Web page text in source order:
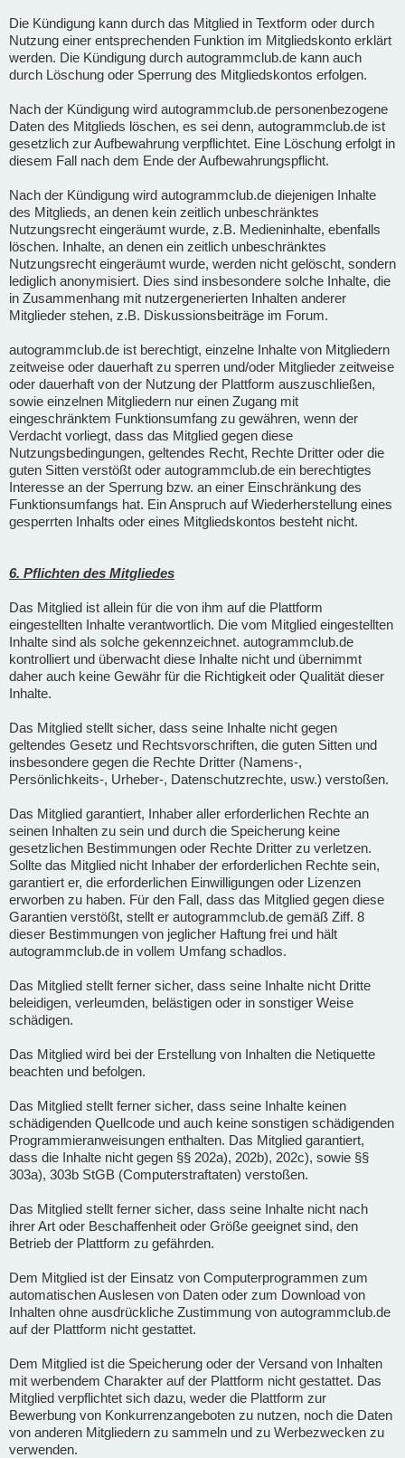
Die Kündigung kann durch das Mitglied in Textform oder durch
Nutzung einer entsprechenden Funktion im Mitgliedskonto erklärt
werden. Die Kündigung durch autogrammclub.de kann auch
durch Löschung oder Sperrung des Mitgliedskontos erfolgen.
Nach der Kündigung wird autogrammclub.de personenbezogene
Daten des Mitglieds löschen, es sei denn, autogrammclub.de ist
gesetzlich zur Aufbewahrung verpflichtet. Eine Löschung erfolgt in
diesem Fall nach dem Ende der Aufbewahrungspflicht.
Nach der Kündigung wird autogrammclub.de diejenigen Inhalte
des Mitglieds, an denen kein zeitlich unbeschränktes
Nutzungsrecht eingeräumt wurde, z.B. Medieninhalte, ebenfalls
löschen. Inhalte, an denen ein zeitlich unbeschränktes
Nutzungsrecht eingeräumt wurde, werden nicht gelöscht, sondern
lediglich anonymisiert. Dies sind insbesondere solche Inhalte, die
in Zusammenhang mit nutzergenerierten Inhalten anderer
Mitglieder stehen, z.B. Diskussionsbeiträge im Forum.
autogrammclub.de ist berechtigt, einzelne Inhalte von Mitgliedern
zeitweise oder dauerhaft zu sperren und/oder Mitglieder zeitweise
oder dauerhaft von der Nutzung der Plattform auszuschließen,
sowie einzelnen Mitgliedern nur einen Zugang mit
eingeschränktem Funktionsumfang zu gewähren, wenn der
Verdacht vorliegt, dass das Mitglied gegen diese
Nutzungsbedingungen, geltendes Recht, Rechte Dritter oder die
guten Sitten verstößt oder autogrammclub.de ein berechtigtes
Interesse an der Sperrung bzw. an einer Einschränkung des
Funktionsumfangs hat. Ein Anspruch auf Wiederherstellung eines
gesperrten Inhalts oder eines Mitgliedskontos besteht nicht.
6. Pflichten des Mitgliedes
Das Mitglied ist allein für die von ihm auf die Plattform
eingestellten Inhalte verantwortlich. Die vom Mitglied eingestellten
Inhalte sind als solche gekennzeichnet. autogrammclub.de
kontrolliert und überwacht diese Inhalte nicht und übernimmt
daher auch keine Gewähr für die Richtigkeit oder Qualität dieser
Inhalte.
Das Mitglied stellt sicher, dass seine Inhalte nicht gegen
geltendes Gesetz und Rechtsvorschriften, die guten Sitten und
insbesondere gegen die Rechte Dritter (Namens-,
Persönlichkeits-, Urheber-, Datenschutzrechte, usw.) verstoßen.
Das Mitglied garantiert, Inhaber aller erforderlichen Rechte an
seinen Inhalten zu sein und durch die Speicherung keine
gesetzlichen Bestimmungen oder Rechte Dritter zu verletzen.
Sollte das Mitglied nicht Inhaber der erforderlichen Rechte sein,
garantiert er, die erforderlichen Einwilligungen oder Lizenzen
erworben zu haben. Für den Fall, dass das Mitglied gegen diese
Garantien verstößt, stellt er autogrammclub.de gemäß Ziff. 8
dieser Bestimmungen von jeglicher Haftung frei und hält
autogrammclub.de in vollem Umfang schadlos.
Das Mitglied stellt ferner sicher, dass seine Inhalte nicht Dritte
beleidigen, verleumden, belästigen oder in sonstiger Weise
schädigen.
Das Mitglied wird bei der Erstellung von Inhalten die Netiquette
beachten und befolgen.
Das Mitglied stellt ferner sicher, dass seine Inhalte keinen
schädigenden Quellcode und auch keine sonstigen schädigenden
Programmieranweisungen enthalten. Das Mitglied garantiert,
dass die Inhalte nicht gegen §§ 202a), 202b), 202c), sowie §§
303a), 303b StGB (Computerstraftaten) verstoßen.
Das Mitglied stellt ferner sicher, dass seine Inhalte nicht nach
ihrer Art oder Beschaffenheit oder Größe geeignet sind, den
Betrieb der Plattform zu gefährden.
Dem Mitglied ist der Einsatz von Computerprogrammen zum
automatischen Auslesen von Daten oder zum Download von
Inhalten ohne ausdrückliche Zustimmung von autogrammclub.de
auf der Plattform nicht gestattet.
Dem Mitglied ist die Speicherung oder der Versand von Inhalten
mit werbendem Charakter auf der Plattform nicht gestattet. Das
Mitglied verpflichtet sich dazu, weder die Plattform zur
Bewerbung von Konkurrenzangeboten zu nutzen, noch die Daten
von anderen Mitgliedern zu sammeln und zu Werbezwecken zu
verwenden.